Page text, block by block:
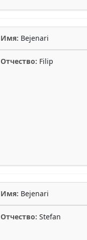
Имя: Bejenari
Отчество: Filip
Имя: Bejenari
Отчество: Stefan